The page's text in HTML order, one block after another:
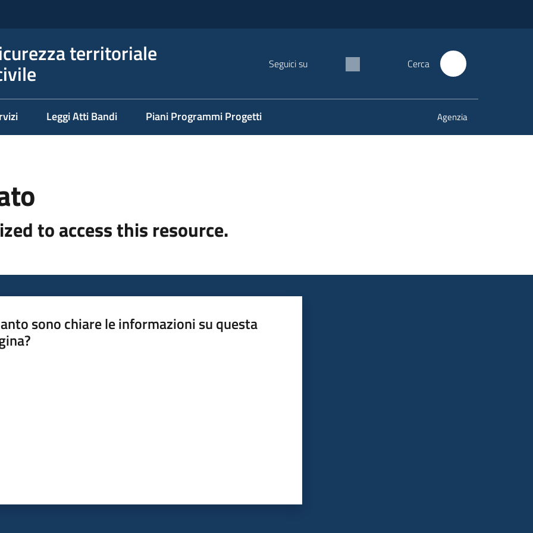
territoriale Seguici su Cerca
Leggi Atti Bandi Piani Programmi Progetti Agenzia
to access this resource.
sono chiare le informazioni su questa